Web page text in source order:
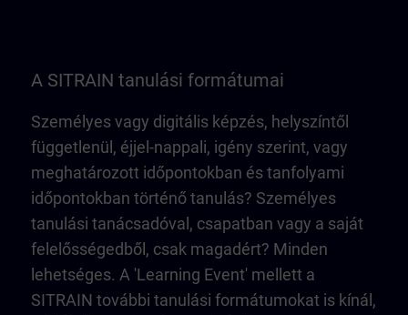
A SITRAIN tanulási formátumai
Személyes vagy digitális képzés, helyszíntől
függetlenül, éjjel-nappali, igény szerint, vagy
meghatározott időpontokban és tanfolyami
időpontokban történő tanulás? Személyes
tanulási tanácsadóval, csapatban vagy a saját
felelősségedből, csak magadért? Minden
lehetséges. A 'Learning Event' mellett a
SITRAIN további tanulási formátumokat is kínál,